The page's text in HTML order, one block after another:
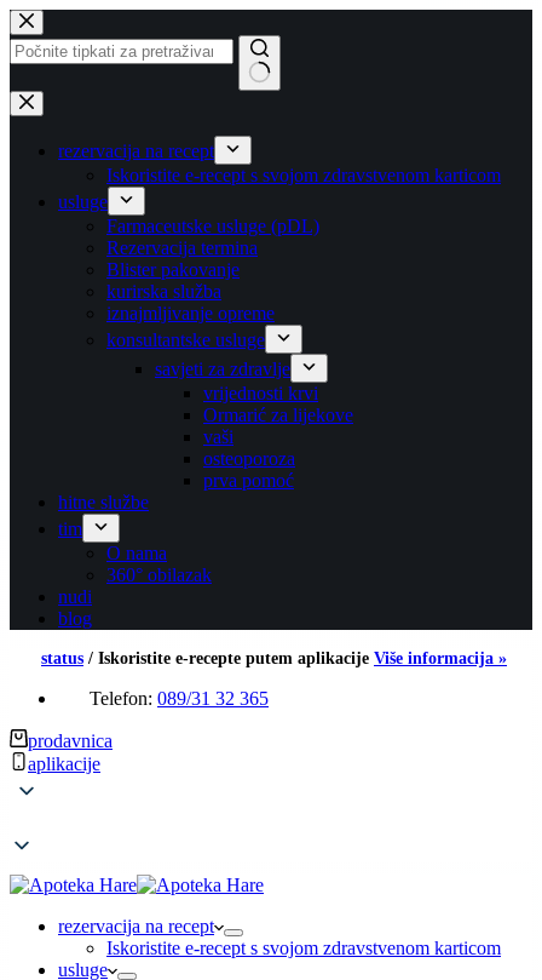
Preskoči
na
sadržaj
Nema
rezultata
rezervacija na recept
Iskoristite e-recept s svojom zdravstvenom karticom
usluge
Farmaceutske usluge (pDL)
Rezervacija termina
Blister pakovanje
kurirska služba
iznajmljivanje opreme
konsultantske usluge
savjeti za zdravlje
vrijednosti krvi
Ormarić za lijekove
vaši
osteoporoza
prva pomoć
hitne službe
tim
O nama
360° obilazak
nudi
blog
status / Iskoristite e-recepte putem aplikacije Više informacija »
Telefon: 089/31 32 365
prodavnica
aplikacije
rezervacija na recept
Iskoristite e-recept s svojom zdravstvenom karticom
usluge